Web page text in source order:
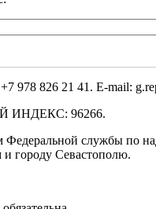
826 21 41. E-mail:
ИНДЕКС: 96266.
службы по
городу Севастополю.